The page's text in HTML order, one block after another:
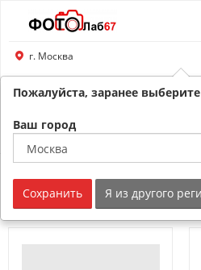
Перейти
основной
г. Москва
Обратный звонок
Интерьерная
Пожалуйста, заранее
Ваш город
Сохранить Я из другого